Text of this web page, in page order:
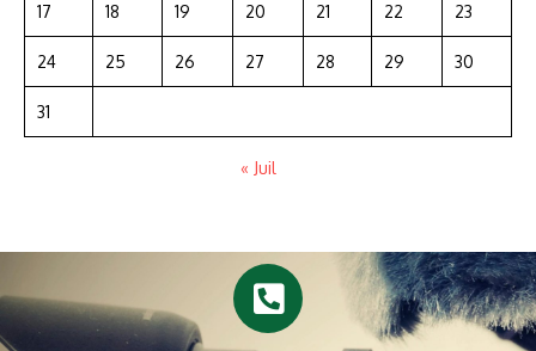
17 18 19 20 21 22 23
24 25 26 27 28 29 30
31
« Juil